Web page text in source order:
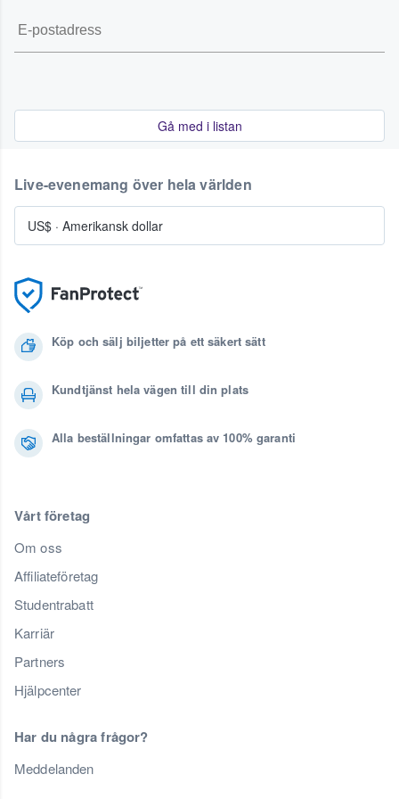
Gå med i listan
Köp och sälj biljetter på ett säkert sätt
Kundtjänst hela vägen till din plats
Alla beställningar omfattas av 100% garanti
Vårt företag
Om oss
Affiliateföretag
Studentrabatt
Karriär
Partners
Hjälpcenter
Har du några frågor?
Meddelanden
Live-evenemang över hela världen
US$ · Amerikansk dollar